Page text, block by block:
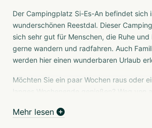
Der Campingplatz Si-Es-An befindet sich
wunderschönen Reestdal. Dieser
sich sehr gut für Menschen, die Ruhe und
gerne wandern und radfahren. Auch
werden hier einen wunderbaren Urlaub
Möchten Sie ein paar Wochen raus oder
langes Wochenende genießen? Weg von
nehmen? Oder die Zeit mit der Familie
Mehr lesen